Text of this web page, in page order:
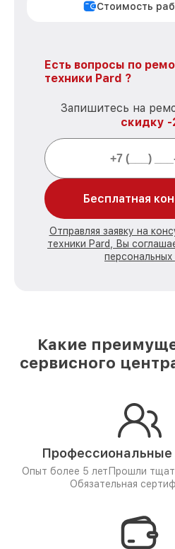
Стоимость
Есть вопросы по
техники Pard ?
Запишитесь на
скидку -
Бесплатная
Отправляя заявку на
техники Pard, Вы
Какие
сервисного
Профессиональные
Опыт более 5 лет Прошли
Обязательная